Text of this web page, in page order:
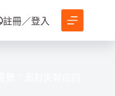
註冊／登入